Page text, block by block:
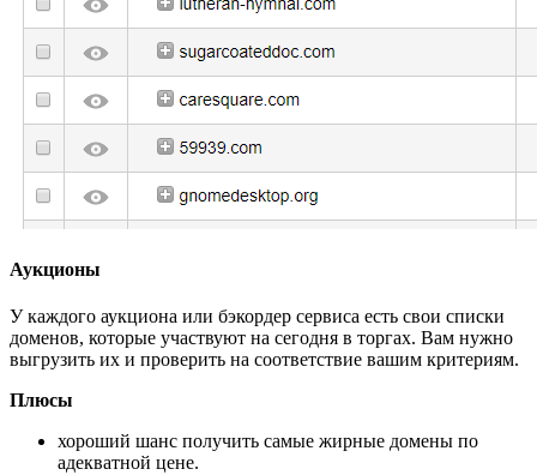
Аукционы
У каждого аукциона или бэкордер сервиса есть свои списки
доменов, которые участвуют на сегодня в торгах. Вам нужно
выгрузить их и проверить на соответствие вашим критериям.
Плюсы
хороший шанс получить самые жирные домены по
адекватной цене.